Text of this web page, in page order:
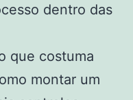
dentro das
que costuma
montar um